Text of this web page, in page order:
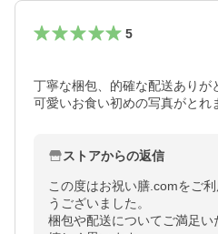
5
丁寧な梱包、的確な配送あり
可愛いお食い初めの写真がとれ
ストアからの返信
この度はお祝い膳.comをご
うございました。
梱包や配送についてご満足